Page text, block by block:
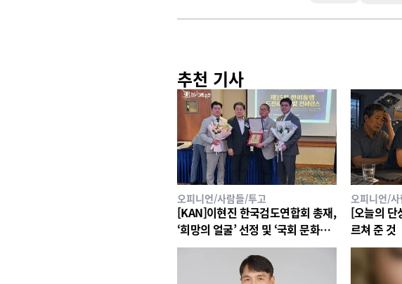
추천 기사
오피니언/사람들/투고
[KAN]이현진 한국검도연합회 총재,
‘희망의 얼굴’ 선정 및 ‘국회 문화체
육관광위원장 표창’ 수상 영예
오피니언/
[오늘의 단
르쳐 준 것